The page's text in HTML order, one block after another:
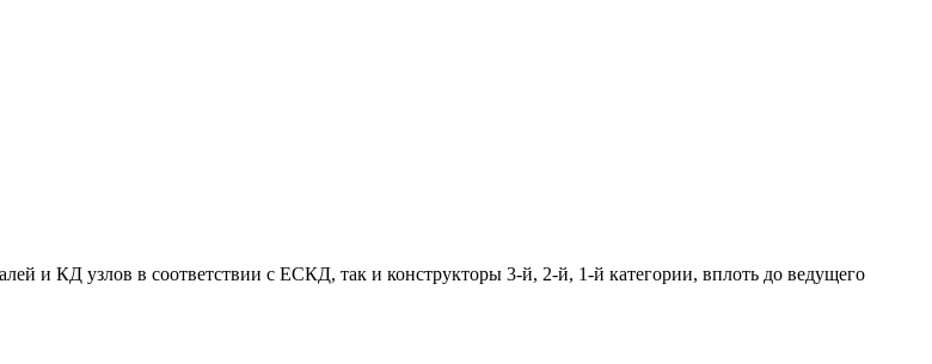
и КД узлов в соответствии с ЕСКД, так и конструкторы 3-й, 2-й, 1-й категории, вплоть до ведущего